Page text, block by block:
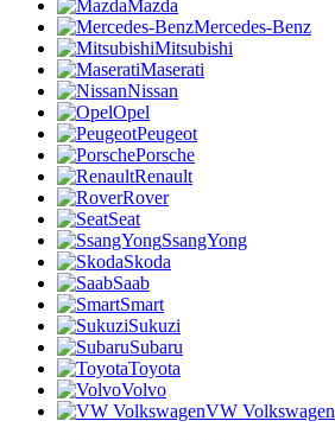
Mazda
Mercedes-Benz
Mitsubishi
Maserati
Nissan
Opel
Peugeot
Porsche
Renault
Rover
Seat
SsangYong
Skoda
Saab
Smart
Sukuzi
Subaru
Toyota
Volvo
VW Volkswagen